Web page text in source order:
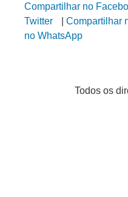
Compartilhar no
Twitter
Compartilhar
no WhatsApp
Todos os